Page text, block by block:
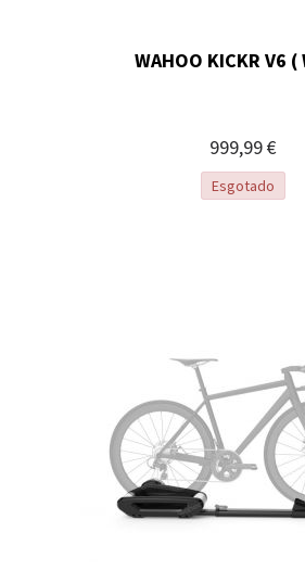
WAHOO KICKR V6 (
999,99 €
Esgotado